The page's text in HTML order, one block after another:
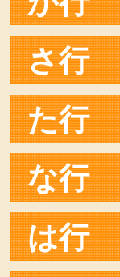
さ行
た行
な行
は行